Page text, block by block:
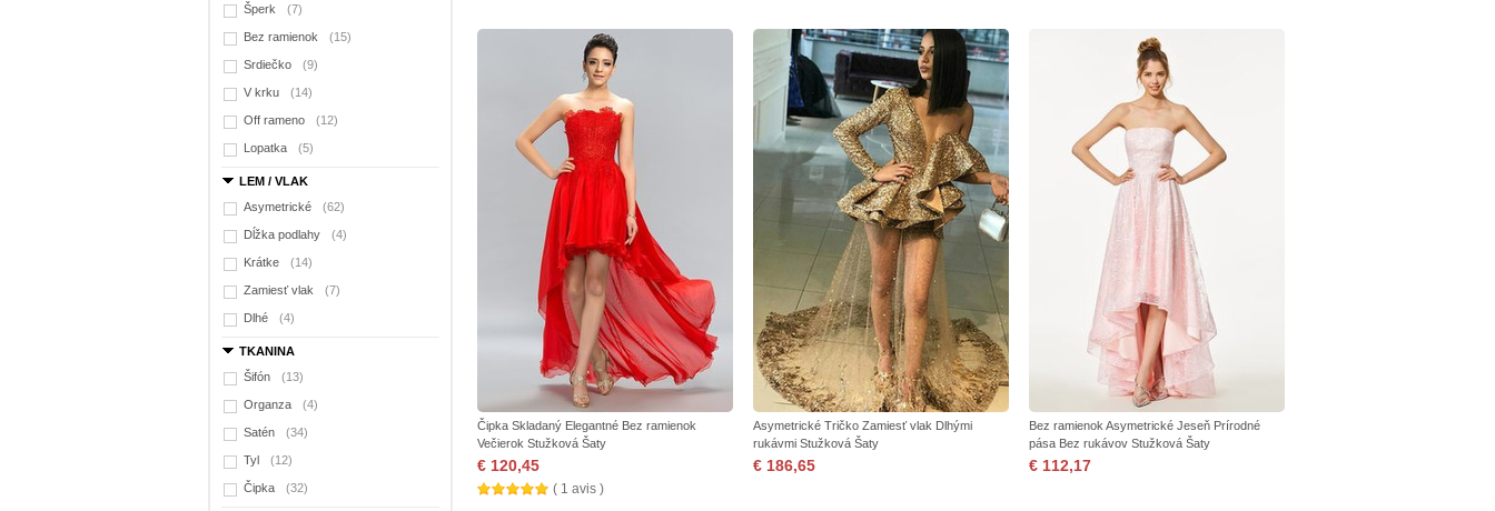
Šperk (7)
Bez ramienok (15)
Srdiečko (9)
V krku (14)
Off rameno (12)
Lopatka (5)
LEM / VLAK
Asymetrické
(62)
Dĺžka podlahy (4)
Krátke (14)
Zamiesť vlak (7)
Dlhé (4)
TKANINA
Šifón
(13)
Organza (4)
Satén (34)
Tyl (12)
Čipka (32)
Čipka Skladaný Elegantné Bez ramienok
Večierok Stužková Šaty
€ 120,45
( 1 avis )
Asymetrické Tričko Zamiesť vlak Dlhými
rukávmi Stužková Šaty
€ 186,65
Bez ramienok Asymetrické Jeseň Prírodné
pása Bez rukávov Stužková Šaty
€ 112,17